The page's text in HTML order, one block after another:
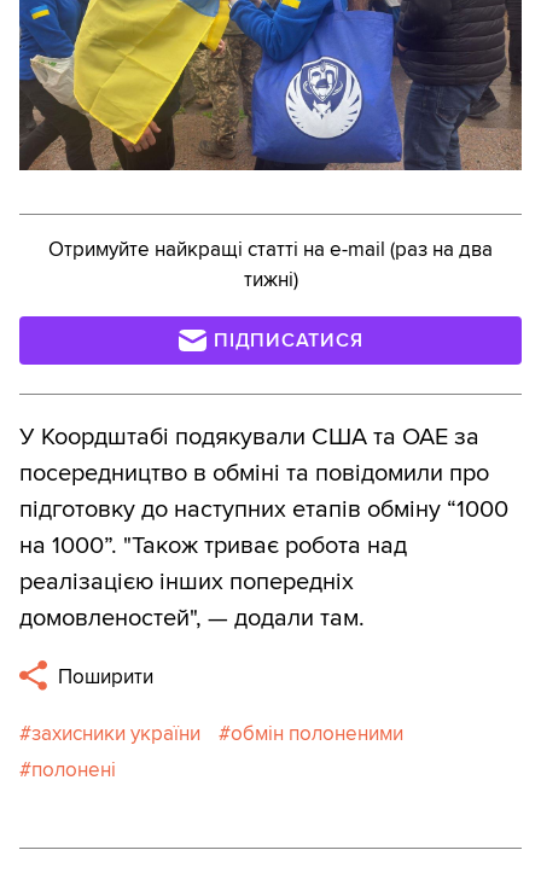
Отримуйте найкращі статті на e-mail (раз на два
тижні)
ПІДПИСАТИСЯ
У Коордштабі подякували США та ОАЕ за
посередництво в обміні та повідомили про
підготовку до наступних етапів обміну “1000
на 1000”. "Також триває робота над
реалізацією інших попередніх
домовленостей", — додали там.
Поширити
захисники україни
обмін полоненими
полонені